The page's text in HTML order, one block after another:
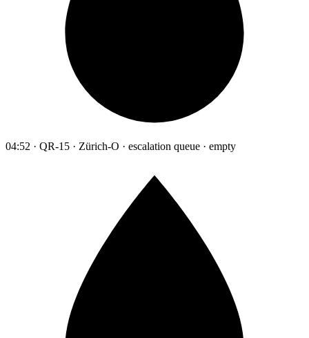
04:52 · QR-15 · Zürich-O · escalation queue · empty